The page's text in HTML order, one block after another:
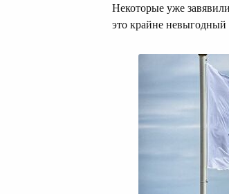
Некоторые уже
это крайне невыгодный